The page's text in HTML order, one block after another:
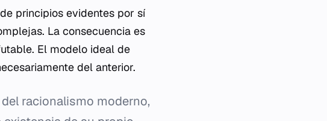
principios evidentes por sí
La consecuencia es
El modelo ideal de
del anterior.
racionalismo moderno,